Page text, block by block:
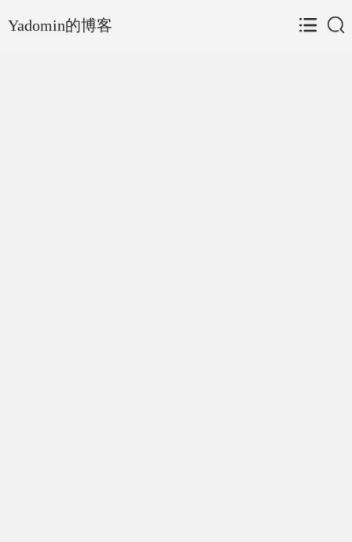
Yadomin的博客